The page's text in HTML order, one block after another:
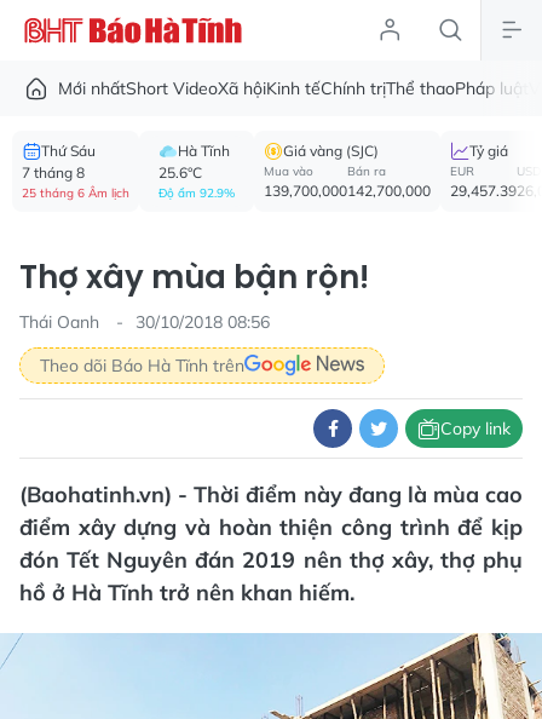
Mới nhấtShort VideoXã hộiKinh tếChính trịThể thaoPháp luật
Thứ Sáu
7 tháng 8
25 tháng 6 Âm lịch
Hà Tĩnh
25.6°C
Độ ẩm 92.9%
Giá vàng (SJC)
Mua vào
139,700,000
Bán ra
142,700,000
Tỷ giá
EUR
29,457.39
USD
Thợ xây mùa bận rộn!
Thái Oanh
30/10/2018 08:56
Theo dõi Báo Hà Tĩnh trên
Copy link
(Baohatinh.vn) - Thời điểm này đang là mùa cao
điểm xây dựng và hoàn thiện công trình để kịp
đón Tết Nguyên đán 2019 nên thợ xây, thợ phụ
hồ ở Hà Tĩnh trở nên khan hiếm.